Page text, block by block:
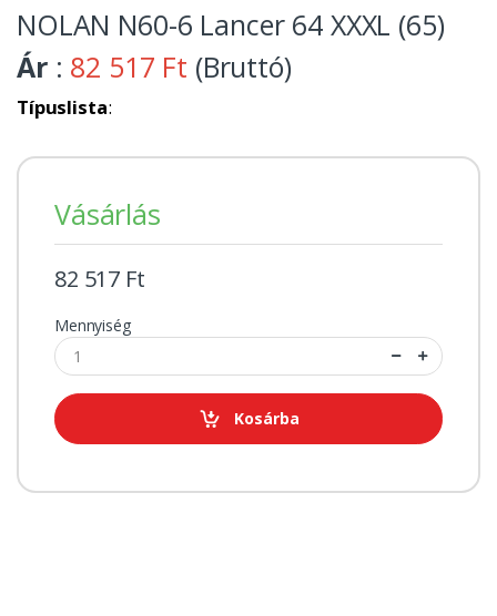
NOLAN N60-6 Lancer 64 XXXL (65)
Ár : 82 517 Ft (Bruttó)
Típuslista:
Vásárlás
82 517 Ft
Mennyiség
Kosárba